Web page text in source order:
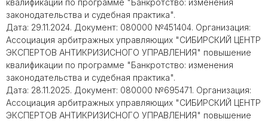
квалификации по программе "Банкротство: изменения
законодательства и судебная практика".
Дата: 29.11.2024. Документ: 080000 №451404. Организация:
Ассоциация арбитражных управляющих "СИБИРСКИЙ ЦЕНТР
ЭКСПЕРТОВ АНТИКРИЗИСНОГО УПРАВЛЕНИЯ" повышение
квалификации по программе "Банкротство: изменения
законодательства и судебная практика".
Дата: 28.11.2025. Документ: 080000 №695471. Организация:
Ассоциация арбитражных управляющих "СИБИРСКИЙ ЦЕНТР
ЭКСПЕРТОВ АНТИКРИЗИСНОГО УПРАВЛЕНИЯ" повышение